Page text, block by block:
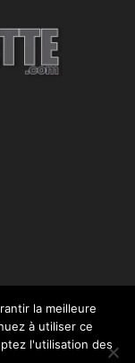
Nos partenaires
la meilleure
à utiliser ce
l'utilisation des